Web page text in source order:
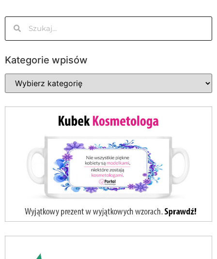
Kategorie wpisów